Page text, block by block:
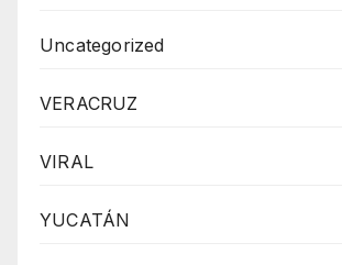
Uncategorized
VERACRUZ
VIRAL
YUCATÁN